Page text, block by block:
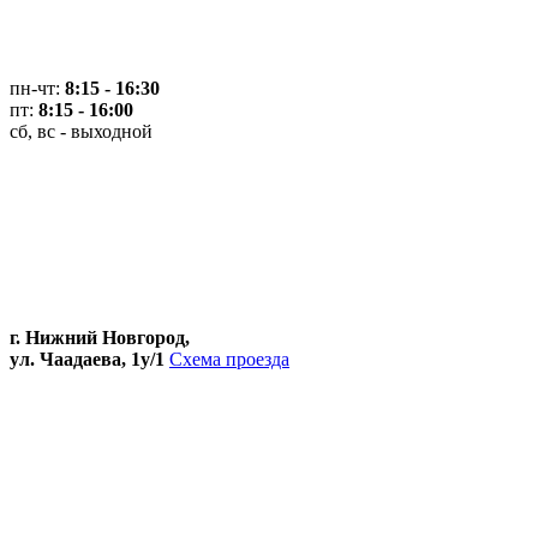
пн-чт: 8:15 - 16:30
пт: 8:15 - 16:00
сб, вс - выходной
г. Нижний Новгород,
ул. Чаадаева, 1у/1 Схема проезда